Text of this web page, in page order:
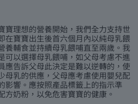
寶理想的營養開始，我們全力支持世
在寶寶出生後首六個月內以純母乳餵
養輔食並持續母乳餵哺直至兩歲。我
可以選擇母乳餵哺，如父母考慮不進
應告訴父母此決定是難以逆轉的，使
母乳的供應，父母應考慮使用嬰兒配
影響。應按照產品標籤上的指示準
方奶粉，以免危害寶寶的健康。